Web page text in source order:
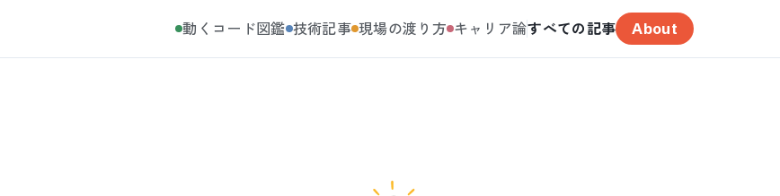
動くコード図鑑 技術記事 現場の渡り方 キャリア論すべての記事 About